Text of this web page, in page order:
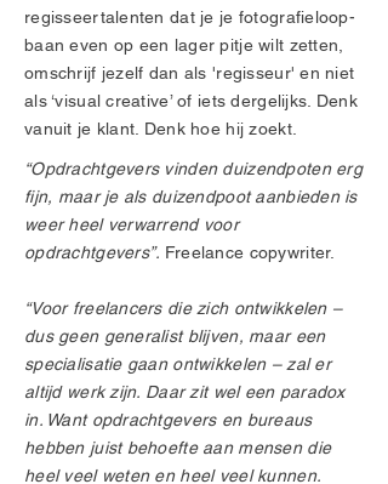
regisseertalenten dat je je fotografieloop-
baan even op een lager pitje wilt zetten,
omschrijf jezelf dan als 'regisseur' en niet
als ‘visual creative’ of iets dergelijks. Denk
vanuit je klant. Denk hoe hij zoekt.
“Opdrachtgevers vinden duizendpoten erg
fijn, maar je als duizendpoot aanbieden is
weer heel verwarrend voor
opdrachtgevers”. Freelance copywriter.
“Voor freelancers die zich ontwikkelen –
dus geen generalist blijven, maar een
specialisatie gaan ontwikkelen – zal er
altijd werk zijn. Daar zit wel een paradox
in. Want opdrachtgevers en bureaus
hebben juist behoefte aan mensen die
heel veel weten en heel veel kunnen.